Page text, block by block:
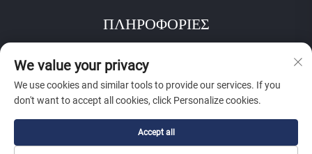
ΠΛΗΡΟΦΟΡΙΕΣ
μας δελτίο
Υποβολή
We value your privacy
We use cookies and similar tools to provide our services. If you
don't want to accept all cookies, click Personalize cookies.
Accept all